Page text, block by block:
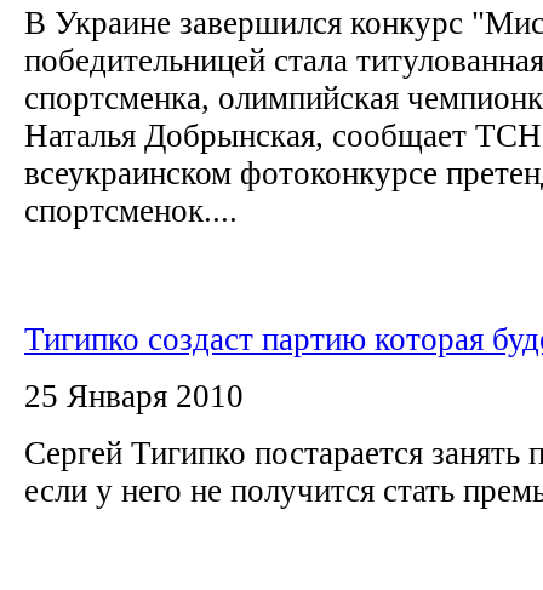
В Украине завершился конкурс
победительницей стала
спортсменка, олимпийская
Наталья Добрынская, сообщает
всеукраинском фотоконкурсе
спортсменок....
Тигипко создаст партию которая
25 Января 2010
Сергей Тигипко постарается занять
если у него не получится стать